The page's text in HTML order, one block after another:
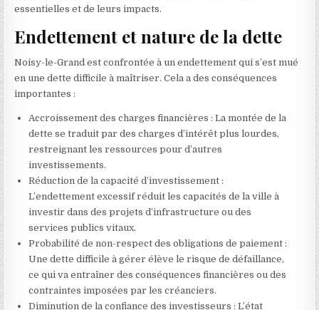
essentielles et de leurs impacts.
Endettement et nature de la dette
Noisy-le-Grand est confrontée à un endettement qui s’est mué
en une dette difficile à maîtriser. Cela a des conséquences
importantes :
Accroissement des charges financières : La montée de la
dette se traduit par des charges d’intérêt plus lourdes,
restreignant les ressources pour d’autres
investissements.
Réduction de la capacité d’investissement :
L’endettement excessif réduit les capacités de la ville à
investir dans des projets d’infrastructure ou des
services publics vitaux.
Probabilité de non-respect des obligations de paiement :
Une dette difficile à gérer élève le risque de défaillance,
ce qui va entraîner des conséquences financières ou des
contraintes imposées par les créanciers.
Diminution de la confiance des investisseurs : L’état